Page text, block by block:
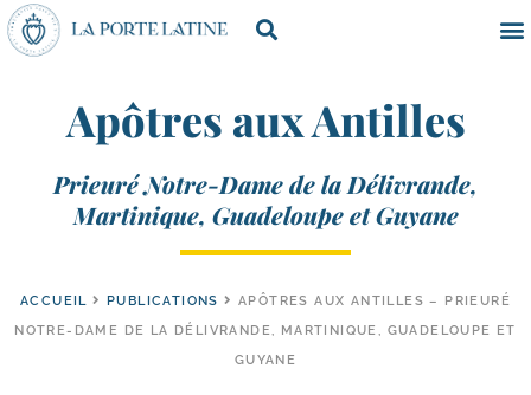
Apôtres aux Antilles
Prieuré Notre-Dame de la Délivrande,
Martinique, Guadeloupe et Guyane
ACCUEIL PUBLICATIONS
APÔTRES AUX ANTILLES – PRIEURÉ
NOTRE-DAME DE LA DÉLIVRANDE, MARTINIQUE, GUADELOUPE ET
GUYANE